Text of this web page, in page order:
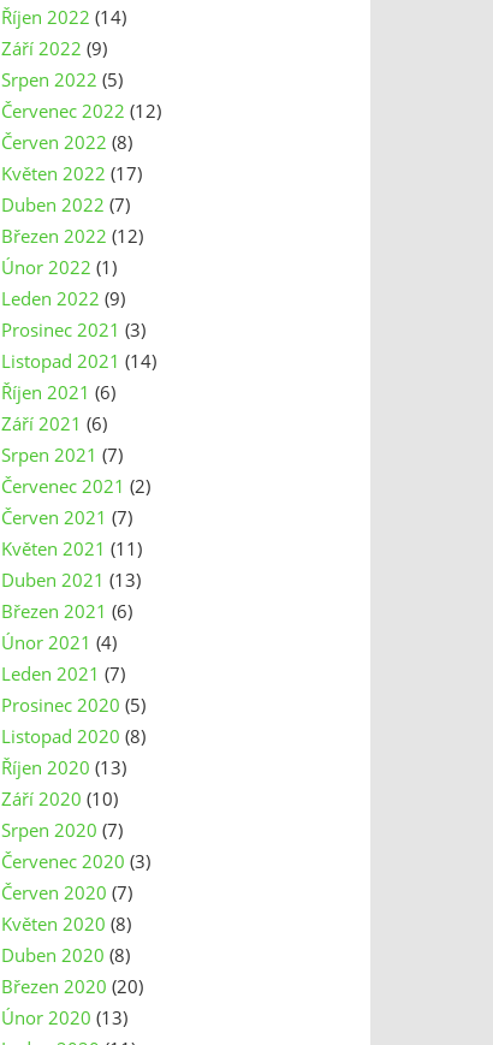
Říjen 2022 (14)
Září 2022 (9)
Srpen 2022 (5)
Červenec 2022 (12)
Červen 2022 (8)
Květen 2022 (17)
Duben 2022 (7)
Březen 2022 (12)
Únor 2022 (1)
Leden 2022 (9)
Prosinec 2021 (3)
Listopad 2021 (14)
Říjen 2021 (6)
Září 2021 (6)
Srpen 2021 (7)
Červenec 2021 (2)
Červen 2021 (7)
Květen 2021 (11)
Duben 2021 (13)
Březen 2021 (6)
Únor 2021 (4)
Leden 2021 (7)
Prosinec 2020 (5)
Listopad 2020 (8)
Říjen 2020 (13)
Září 2020 (10)
Srpen 2020 (7)
Červenec 2020 (3)
Červen 2020 (7)
Květen 2020 (8)
Duben 2020 (8)
Březen 2020 (20)
Únor 2020 (13)